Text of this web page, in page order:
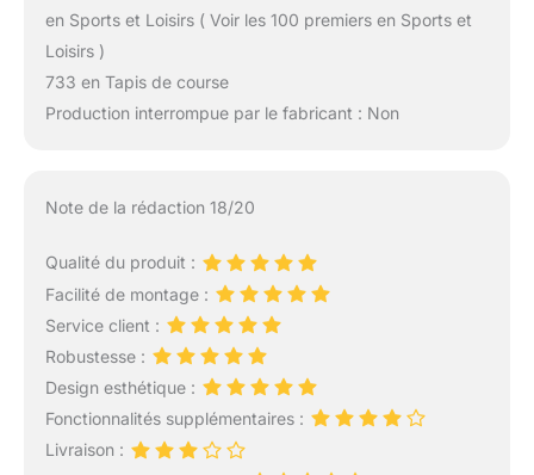
en Sports et Loisirs ( Voir les 100 premiers en Sports et
Loisirs )
733 en Tapis de course
Production interrompue par le fabricant : Non
Note de la rédaction 18/20
Qualité du produit :
Facilité de montage :
Service client :
Robustesse :
Design esthétique :
Fonctionnalités supplémentaires :
Livraison :